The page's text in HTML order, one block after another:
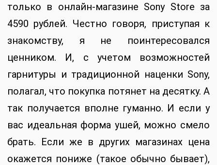
только в онлайн-магазине Sony Store за
4590 рублей. Честно говоря, приступая к
знакомству, я не поинтересовался
ценником. И, с учетом возможностей
гарнитуры и традиционной наценки Sony,
полагал, что покупка потянет на десятку. А
так получается вполне гуманно. И если у
вас идеальная форма ушей, можно смело
брать. Если же в других магазинах цена
окажется пониже (такое обычно бывает),